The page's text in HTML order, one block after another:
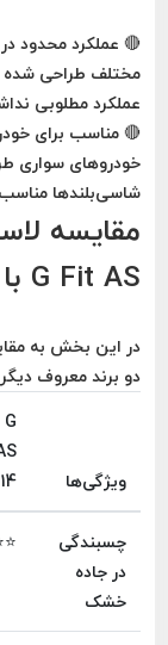
🔴 عملکرد محدود
مختلف طراحی
عملکرد مطلوبی
🔴مناسب برای
خودروهای سواری
شاسی‌بلندها
G Fit AS با سایر برندها
دو برند معروف
ویژگی‌ها
چسبندگی
در جاده
خشک